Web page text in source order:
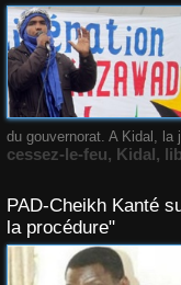
du gouvernorat. A Kidal, la
cessez-le-feu, Kidal,
PAD-Cheikh Kanté
la procédure"